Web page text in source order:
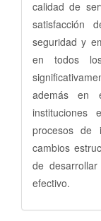
calidad de
satisfacción
seguridad y
en todos
además en
instituciones
procesos de
cambios
de
efectivo.